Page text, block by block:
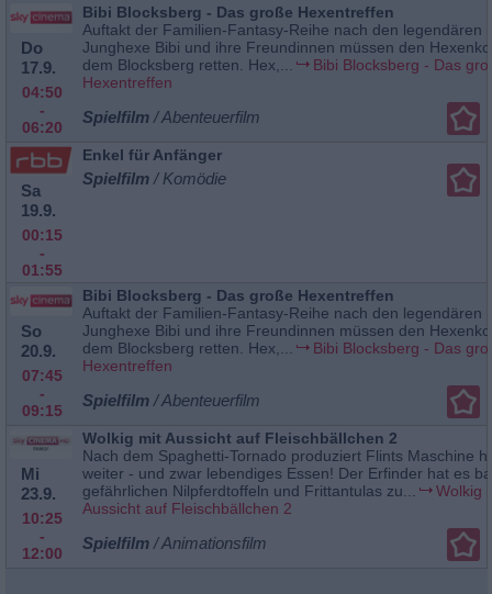
Do
17.9.
04:50
-
06:20
Bibi Blocksberg - Das große Hexentreffen
Auftakt der Familien-Fantasy-Reihe nach den legendären
Junghexe Bibi und ihre Freundinnen müssen den
dem Blocksberg retten. Hex,...
Bibi Blocksberg - Das
Hexentreffen
Spielfilm / Abenteuerfilm
Sa
19.9.
00:15
-
01:55
Enkel für Anfänger
Spielfilm / Komödie
So
20.9.
07:45
-
09:15
Bibi Blocksberg - Das große Hexentreffen
Auftakt der Familien-Fantasy-Reihe nach den legendären
Junghexe Bibi und ihre Freundinnen müssen den
dem Blocksberg retten. Hex,...
Bibi Blocksberg - Das
Hexentreffen
Spielfilm / Abenteuerfilm
Mi
23.9.
10:25
-
12:00
Wolkig mit Aussicht auf Fleischbällchen 2
Nach dem Spaghetti-Tornado produziert Flints Maschine
weiter - und zwar lebendiges Essen! Der Erfinder hat es
gefährlichen Nilpferdtoffeln und Frittantulas zu...
Wolkig
Aussicht auf Fleischbällchen 2
Spielfilm / Animationsfilm